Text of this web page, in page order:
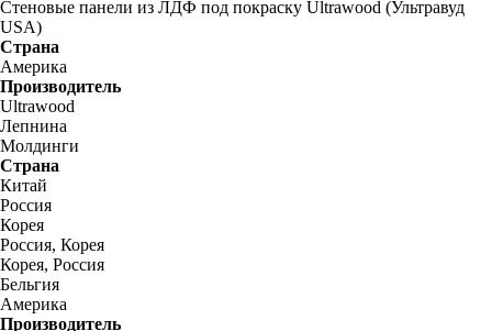
Стеновые панели из ЛДФ под покраску Ultrawood (Ультравуд
USA)
Страна
Америка
Производитель
Ultrawood
Лепнина
Молдинги
Страна
Китай
Россия
Корея
Россия, Корея
Корея, Россия
Бельгия
Америка
Производитель